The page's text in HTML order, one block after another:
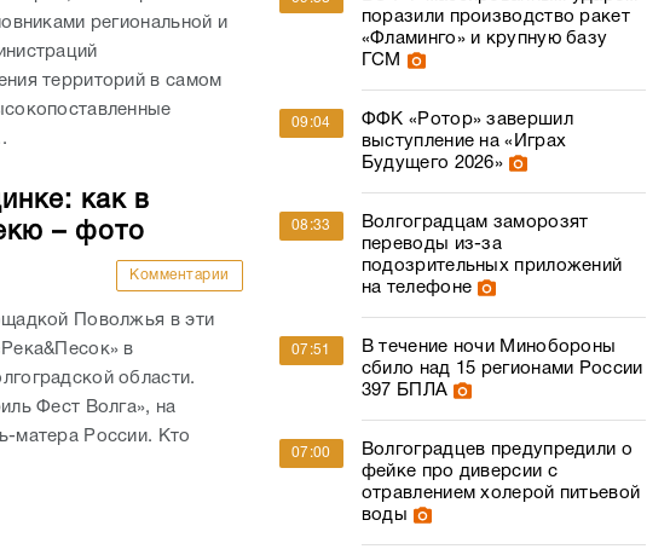
региональной и
территорий в самом
как в
– фото
Комментарии
Поволжья в эти
в
области.
Фест Волга», на
матера России. Кто
поразили производство ракет
«Фламинго» и крупную базу
ГСМ
09:04
ФФК «Ротор» завершил
выступление на «Играх
Будущего 2026»
08:33
Волгоградцам заморозят
переводы из-за
подозрительных приложений
на телефоне
07:51
В течение ночи Минобороны
сбило над 15 регионами России
397 БПЛА
07:00
Волгоградцев предупредили о
фейке про диверсии с
отравлением холерой питьевой
воды